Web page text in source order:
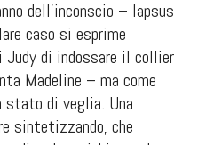
dell’inconscio – lapsus
caso si esprime
di indossare il collier
Madeline – ma come
stato di veglia. Una
sintetizzando, che